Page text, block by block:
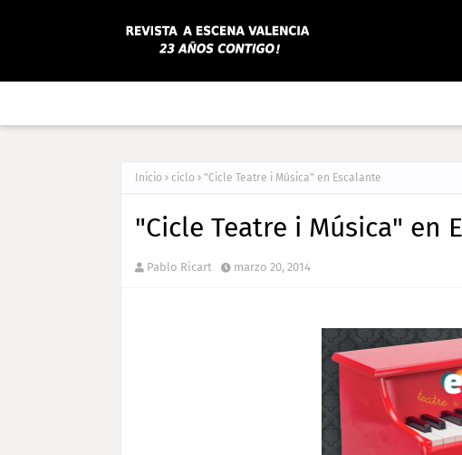
Inicio ciclo "Cicle Teatre i Música" en Escalante
"Cicle Teatre i Música" en
Pablo Ricart marzo 20, 2014